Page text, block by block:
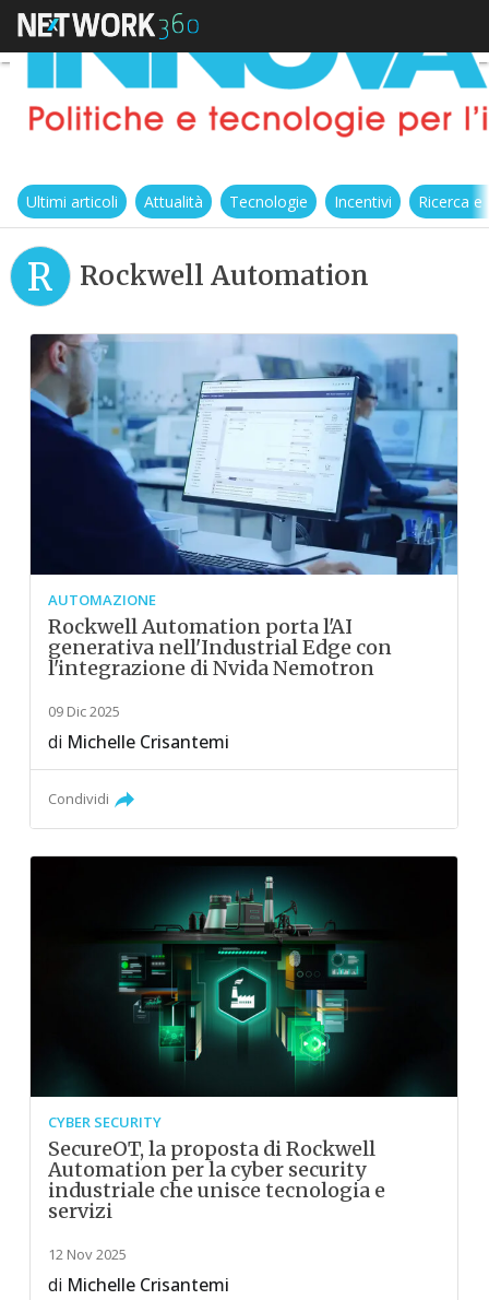
Ultimi articoli Attualità Tecnologie Incentivi Ricerca
R Rockwell Automation
AUTOMAZIONE
Rockwell Automation porta l'AI
generativa nell'Industrial Edge con
l'integrazione di Nvida Nemotron
09 Dic 2025
di Michelle Crisantemi
Condividi
CYBER SECURITY
SecureOT, la proposta di Rockwell
Automation per la cyber security
industriale che unisce tecnologia e
servizi
12 Nov 2025
di Michelle Crisantemi